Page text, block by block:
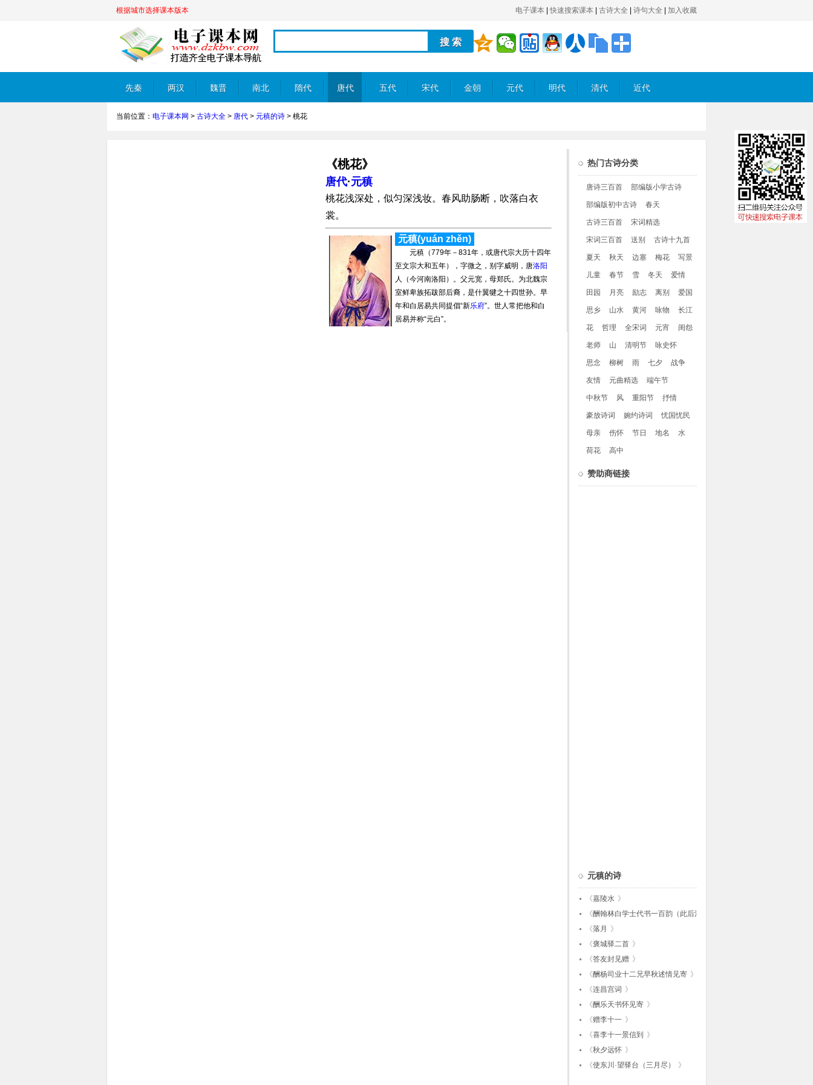
根据城市选择课本版本 电子课本 快速搜索课本 古诗大全 诗句大全 加入收藏
先秦 两汉 魏晋 南北
朝
隋代 唐代 五代 宋代 金朝 元代 明代 清代 近代
当前位置： 电子课本网 > 古诗大全 > 唐代 > 元稹的诗 > 桃花
《桃花》
唐代·元稹
桃花浅深处，似匀深浅妆。春风助肠断，吹落白衣
裳。
元稹(yuán zhěn)
元稹（779年－831年，或唐代宗大历十四年
至文宗大和五年），字微之，别字威明，唐洛阳
人（今河南洛阳）。父元宽，母郑氏。为北魏宗
室鲜卑族拓跋部后裔，是什翼犍之十四世孙。早
年和白居易共同提倡“新乐府”。世人常把他和白
居易并称“元白”。
热门古诗分类
唐诗三百首 部编版小学古诗
部编版初中古诗 春天
古诗三百首 宋词精选
宋词三百首 送别 古诗十九首
夏天 秋天 边塞 梅花 写景
儿童 春节 雪 冬天 爱情
田园 月亮 励志 离别 爱国
思乡 山水 黄河 咏物 长江
花 哲理 全宋词 元宵 闺怨
老师 山 清明节 咏史怀
思念 柳树 雨 七夕 战争
友情 元曲精选 端午节
中秋节 风 重阳节 抒情
豪放诗词 婉约诗词 忧国忧民
母亲 伤怀 节日 地名 水
荷花 高中
赞助商链接
元稹的诗
《嘉陵水 》
《酬翰林白学士代书一百韵（此后江陵时
作） 》
《落月
》
《褒城驿二首 》
《答友封见赠 》
《酬杨司业十二兄早秋述情见寄 》
《连昌宫词 》
《酬乐天书怀见寄 》
《赠李十一 》
《喜李十一景信到
》
《秋夕远怀 》
《使东川·望驿台（三月尽） 》